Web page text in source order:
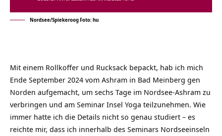
Nordsee/Spiekeroog Foto: hu
Mit einem Rollkoffer und Rucksack bepackt, hab ich mich
Ende September 2024 vom Ashram in Bad Meinberg gen
Norden aufgemacht, um sechs Tage im Nordsee-Ashram zu
verbringen und am Seminar Insel Yoga teilzunehmen. Wie
immer hatte ich die Details nicht so genau studiert – es
reichte mir, dass ich innerhalb des Seminars Nordseeinseln